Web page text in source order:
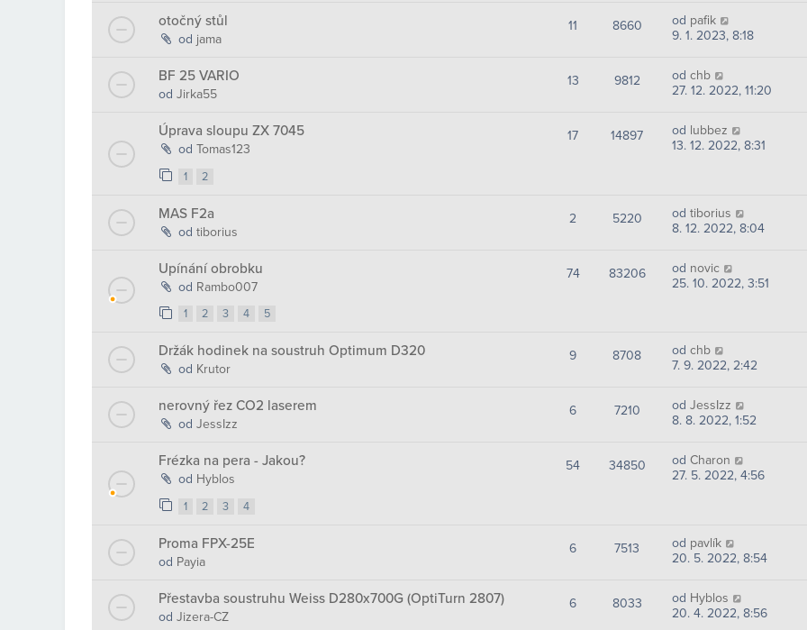
otočný stůl
od jama
11 8660 od pafik
9. 1. 2023, 8:18
BF 25 VARIO
od Jirka55
13 9812 od chb
27. 12. 2022, 11:20
Úprava sloupu ZX 7045
od Tomas123
1 2
17 14897 od lubbez
13. 12. 2022, 8:31
MAS F2a
od tiborius
2 5220 od tiborius
8. 12. 2022, 8:04
Upínání obrobku
od Rambo007
1 2 3 4 5
74 83206 od novic
25. 10. 2022, 3:51
Držák hodinek na soustruh Optimum D320
od Krutor
9 8708 od chb
7. 9. 2022, 2:42
nerovný řez CO2 laserem
od JessIzz
6 7210 od JessIzz
8. 8. 2022, 1:52
Frézka na pera - Jakou?
od Hyblos
1 2 3 4
54 34850 od Charon
27. 5. 2022, 4:56
Proma FPX-25E
od Payia
6 7513 od pavlík
20. 5. 2022, 8:54
Přestavba soustruhu Weiss D280x700G (OptiTurn 2807)
od Jizera-CZ
6 8033 od Hyblos
20. 4. 2022, 8:56